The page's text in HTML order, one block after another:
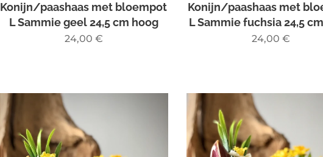
Konijn/paashaas met bloempot
L Sammie geel 24,5 cm hoog
24,00 €
Konijn/paashaas met
L Sammie fuchsia 24,5
24,00 €